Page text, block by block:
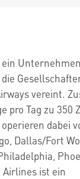
vereint.
pro Tag zu 350
dabei
Dallas/Fort
ist ein